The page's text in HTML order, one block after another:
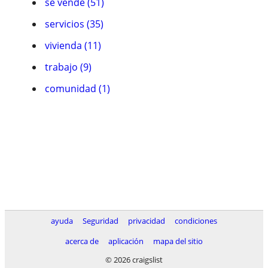
servicios (35)
vivienda (11)
trabajo (9)
comunidad (1)
ayuda Seguridad privacidad
condiciones
acerca de
aplicación
mapa del sitio
© 2026 craigslist